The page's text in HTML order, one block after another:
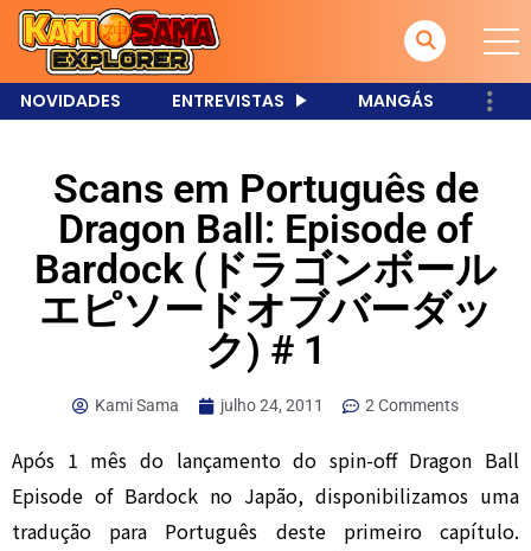
NOVIDADES ENTREVISTAS MANGÁS
Scans em Português de
Dragon Ball: Episode of
Bardock (ドラゴンボール
エピソードオブバーダッ
ク) # 1
Kami Sama julho 24, 2011 2 Comments
Após 1 mês do lançamento do spin-off Dragon Ball
Episode of Bardock no Japão, disponibilizamos uma
tradução para Português deste primeiro capítulo.